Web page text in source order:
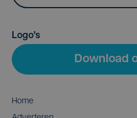
Logo's
Download
Home